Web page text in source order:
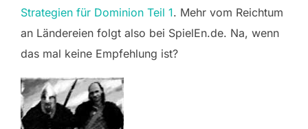
Strategien für Dominion Teil 1. Mehr vom Reichtum
an Ländereien folgt also bei SpielEn.de. Na, wenn
das mal keine Empfehlung ist?